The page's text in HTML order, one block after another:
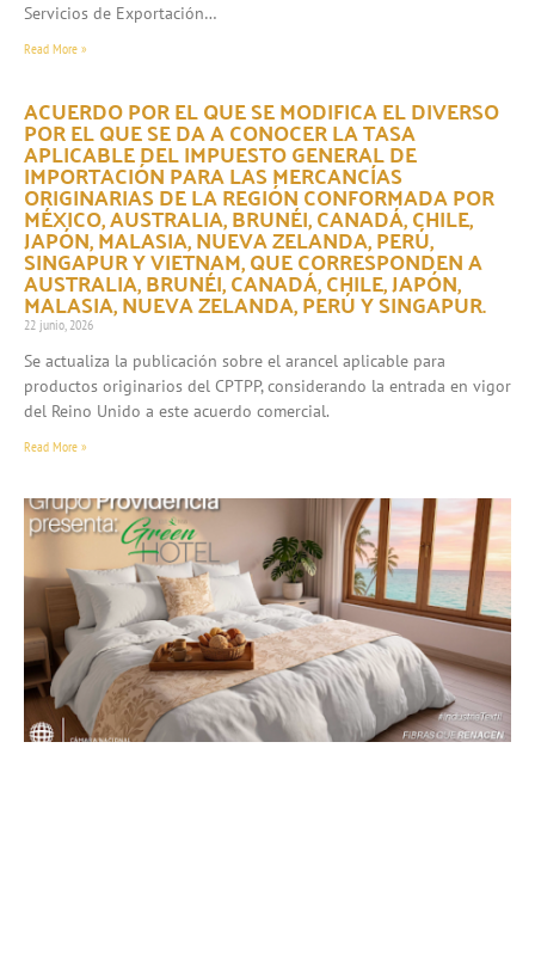
Servicios de Exportación…
Read More »
ACUERDO POR EL QUE SE MODIFICA EL DIVERSO
POR EL QUE SE DA A CONOCER LA TASA
APLICABLE DEL IMPUESTO GENERAL DE
IMPORTACIÓN PARA LAS MERCANCÍAS
ORIGINARIAS DE LA REGIÓN CONFORMADA POR
MÉXICO, AUSTRALIA, BRUNÉI, CANADÁ, CHILE,
JAPÓN, MALASIA, NUEVA ZELANDA, PERÚ,
SINGAPUR Y VIETNAM, QUE CORRESPONDEN A
AUSTRALIA, BRUNÉI, CANADÁ, CHILE, JAPÓN,
MALASIA, NUEVA ZELANDA, PERÚ Y SINGAPUR.
22 junio, 2026
Se actualiza la publicación sobre el arancel aplicable para
productos originarios del CPTPP, considerando la entrada en vigor
del Reino Unido a este acuerdo comercial.
Read More »